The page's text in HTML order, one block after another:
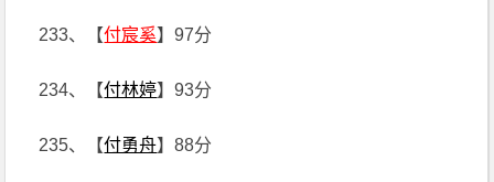
233、【付宸奚】97分
234、【付林婷】93分
235、【付勇舟】88分